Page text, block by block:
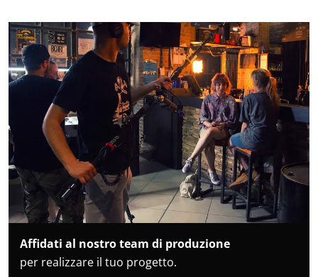
Affidati al nostro team di produzione
per realizzare il tuo progetto.